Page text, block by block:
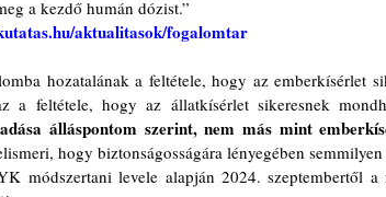
a kezdő humán dózist.”
aktualitasok/fogalomtar
hozatalának a feltétele, hogy az emberkísérlet
a feltétele, hogy az állatkísérlet sikeresnek
álláspontom szerint, nem más mint
hogy biztonságosságára lényegében
módszertani levele alapján 2024. szeptembertől